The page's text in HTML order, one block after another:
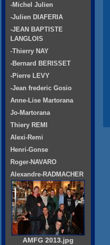
-Michel Julien
-Julien DIAFERIA
-JEAN BAPTISTE
LANGLOIS
-Thierry NAY
-Bernard BERISSET
-Pierre LEVY
-Jean frederic Gosio
Anne-Lise Martorana
Jo-Martorana
Thiery REMI
Alexi-Remi
Henri-Gonse
Roger-NAVARO
Alexandre-RADMACHER
AMFG 2013.jpg